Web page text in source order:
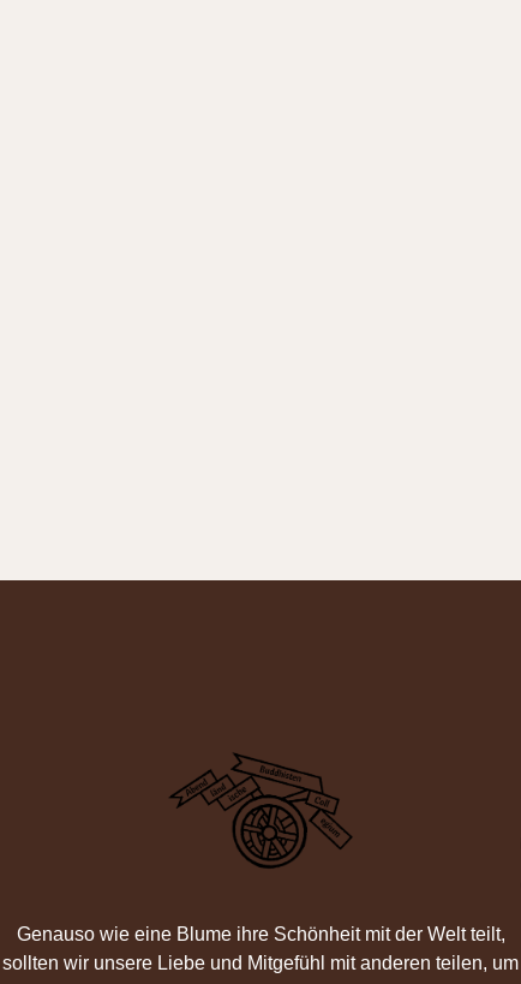
Genauso wie eine Blume ihre Schönheit mit der Welt teilt,
sollten wir unsere Liebe und Mitgefühl mit anderen teilen, um